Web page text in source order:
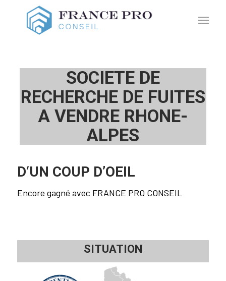
SOCIETE DE
RECHERCHE DE FUITES
A VENDRE RHONE-
ALPES
D‘UN COUP D’OEIL
Encore gagné avec FRANCE PRO CONSEIL
SITUATION